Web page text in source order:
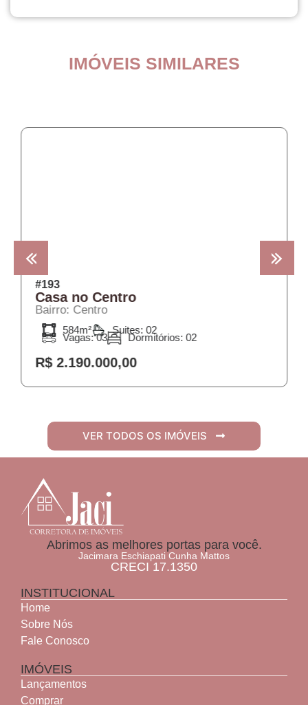
IMÓVEIS SIMILARES
#193
Casa no Centro
Bairro: Centro
584m² Suites: 02
Vagas: 03 Dormitórios: 02
R$ 2.190.000,00
VER TODOS OS IMÓVEIS
Abrimos as melhores portas para você.
Jacimara Eschiapati Cunha Mattos
CRECI 17.1350
INSTITUCIONAL
Home
Sobre Nós
Fale Conosco
IMÓVEIS
Lançamentos
Comprar